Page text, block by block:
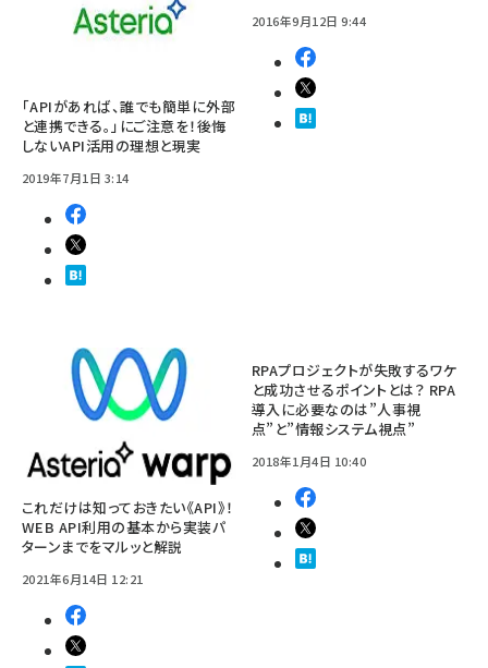
「APIがあれば、誰でも簡単に外部
と連携できる。」にご注意を！後悔
しないAPI活用の理想と現実
2019年7月1日 3:14
2016年9月12日 9:44
これだけは知っておきたい《API》！
WEB API利用の基本から実装パ
ターンまでをマルッと解説
2021年6月14日 12:21
RPAプロジェクトが失敗するワケ
と成功させるポイントとは？ RPA
導入に必要なのは”人事視
点”と”情報システム視点”
2018年1月4日 10:40